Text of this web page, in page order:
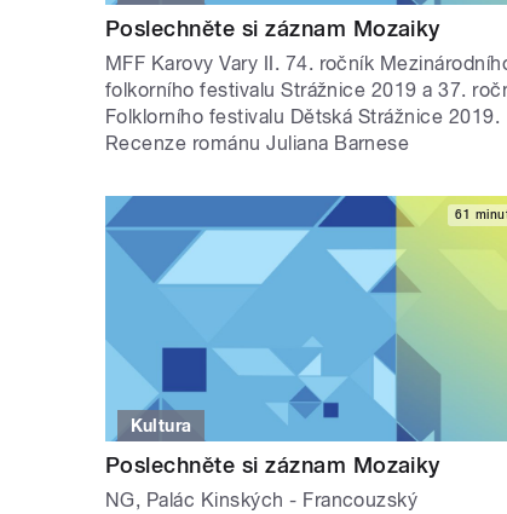
Poslechněte si záznam Mozaiky
MFF Karovy Vary II. 74. ročník
folkorního festivalu Strážnice 2019 a 37.
Folklorního festivalu Dětská Strážnice 2019.
Recenze románu Juliana Barnese
61
Kultura
Poslechněte si záznam Mozaiky
NG, Palác Kinských - Francouzský